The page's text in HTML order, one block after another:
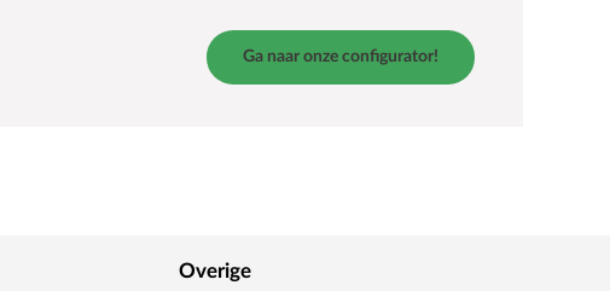
Ga naar onze configurator!
Overige